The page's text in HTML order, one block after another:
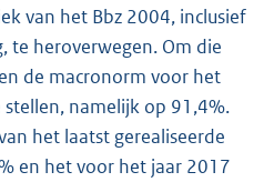
van het Bbz 2004, inclusief
te heroverwegen. Om die
de macronorm voor het
namelijk op 91,4%.
het laatst gerealiseerde
en het voor het jaar 2017